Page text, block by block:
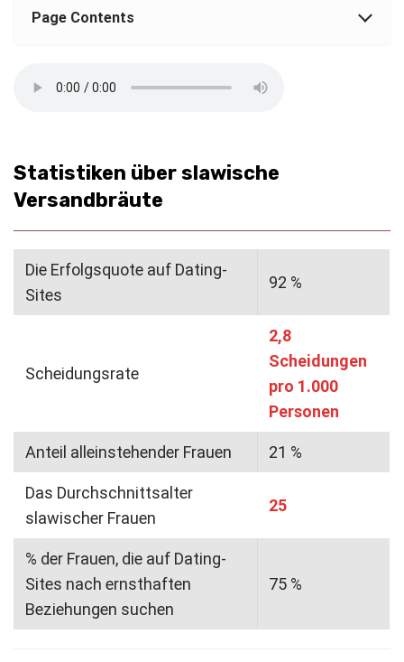
Page Contents
Statistiken über slawische
Versandbräute
Die Erfolgsquote auf Dating-
Sites
92 %
Scheidungsrate
2,8
Scheidungen
pro 1.000
Personen
Anteil alleinstehender Frauen 21 %
Das Durchschnittsalter
slawischer Frauen
25
% der Frauen, die auf Dating-
Sites nach ernsthaften
Beziehungen suchen
75 %